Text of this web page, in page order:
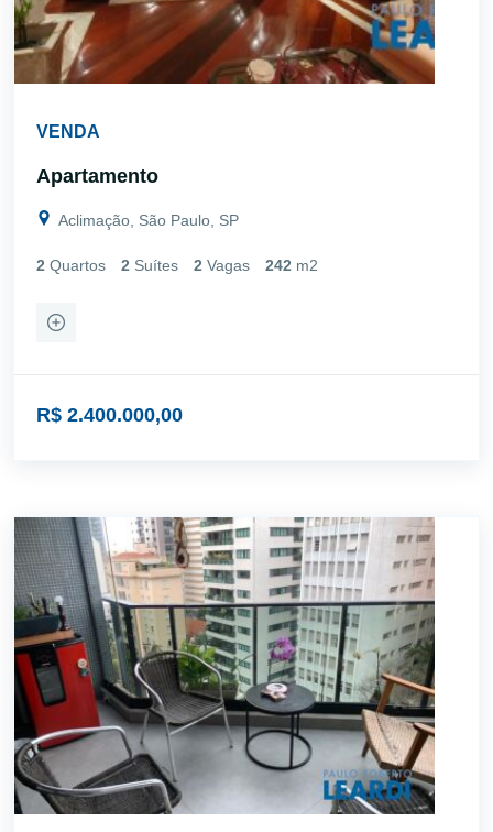
VENDA
Apartamento
Aclimação, São Paulo, SP
2 Quartos 2 Suítes 2 Vagas 242 m2
R$ 2.400.000,00